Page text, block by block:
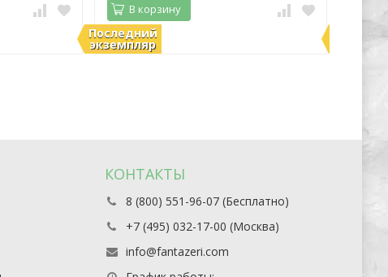
Последний
экземпляр
В корзину
В наличии
В
КОНТАКТЫ
8 (800) 551-96-07 (Бесплатно)
+7 (495) 032-17-00 (Москва)
info@fantazeri.com